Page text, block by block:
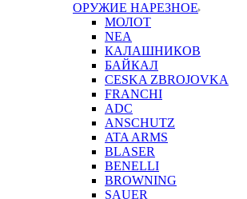
ОРУЖИЕ НАРЕЗНОЕ
МОЛОТ
NEA
КАЛАШНИКОВ
БАЙКАЛ
CESKA ZBROJOVKA
FRANCHI
ADC
ANSCHUTZ
ATA ARMS
BLASER
BENELLI
BROWNING
SAUER